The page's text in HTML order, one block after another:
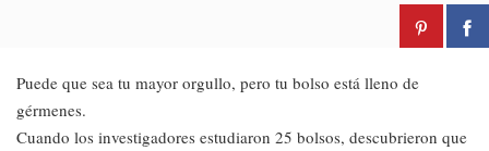
Puede que sea tu mayor orgullo, pero tu bolso está lleno de
gérmenes.
Cuando los investigadores estudiaron 25 bolsos, descubrieron que